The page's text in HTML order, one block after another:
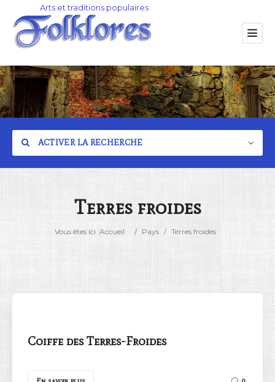
ACTIVER LA RECHERCHE
Catégorie
Terres froides
Vous êtes ici :Accueil / Pays / Terres froides
Coiffe des Terres-Froides